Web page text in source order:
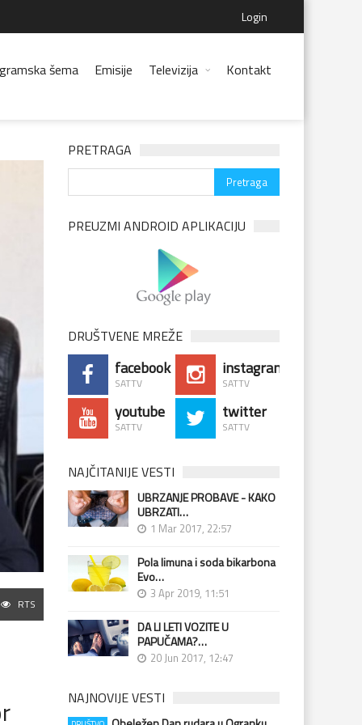
Login
šema Emisije Televizija Kontakt
RTS
PRETRAGA
PREUZMI ANDROID APLIKACIJU
DRUŠTVENE MREŽE
facebook
SATTV
instagram
SATTV
youtube
SATTV
twitter
SATTV
NAJČITANIJE VESTI
UBRZANJE PROBAVE - KAKO
UBRZATI…
1 Mar 2017, 22:57
Pola limuna i soda bikarbona
Evo…
3 Apr 2019, 11:51
DA LI LETI VOZITE U
PAPUČAMA?…
20 Jun 2017, 12:47
NAJNOVIJE VESTI